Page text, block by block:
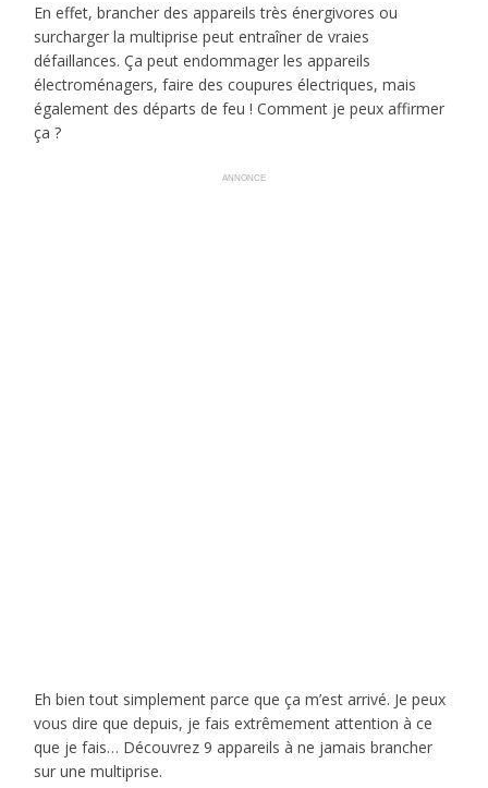
En effet, brancher des appareils très énergivores ou
surcharger la multiprise peut entraîner de vraies
défaillances. Ça peut endommager les appareils
électroménagers, faire des coupures électriques, mais
également des départs de feu ! Comment je peux affirmer
ça ?
ANNONCE
Eh bien tout simplement parce que ça m’est arrivé. Je peux
vous dire que depuis, je fais extrêmement attention à ce
que je fais… Découvrez 9 appareils à ne jamais brancher
sur une multiprise.